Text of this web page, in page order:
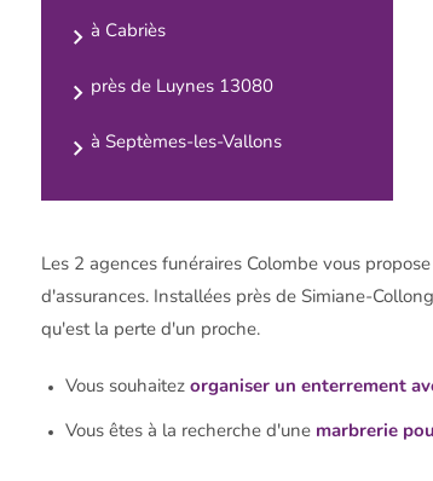
à Cabriès
près de Luynes 13080
à Septèmes-les-Vallons
Les 2 agences funéraires Colombe vous
d'assurances. Installées près de Simiane-
qu'est la perte d'un proche.
Vous souhaitez organiser un enterrement
Vous êtes à la recherche d'une marbrerie